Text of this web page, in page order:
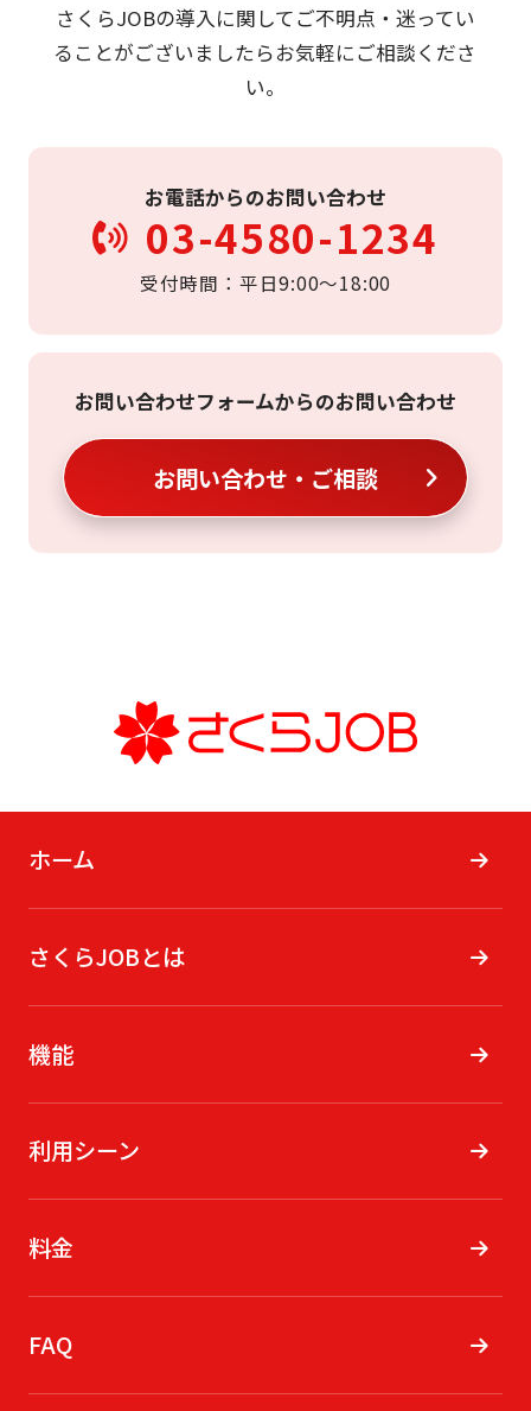
さくらJOBの導入に関してご不明点・迷ってい
ることがございましたらお気軽にご相談くださ
い。
お電話からのお問い合わせ
03-4580-1234
受付時間：平日9:00〜18:00
お問い合わせフォームからのお問い合わせ
お問い合わせ・ご相談
ホーム
さくらJOBとは
機能
利用シーン
料金
FAQ